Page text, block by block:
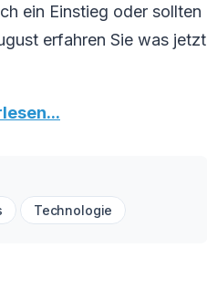
ein Einstieg oder sollten
erfahren Sie was jetzt
Technologie